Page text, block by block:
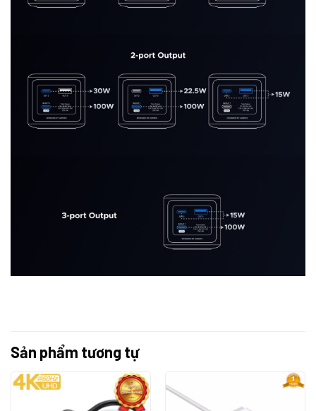
Sản phẩm tương tự